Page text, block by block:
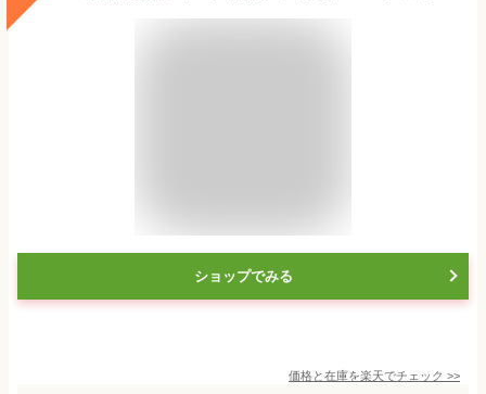
ショップでみる
価格と在庫を楽天でチェック >>